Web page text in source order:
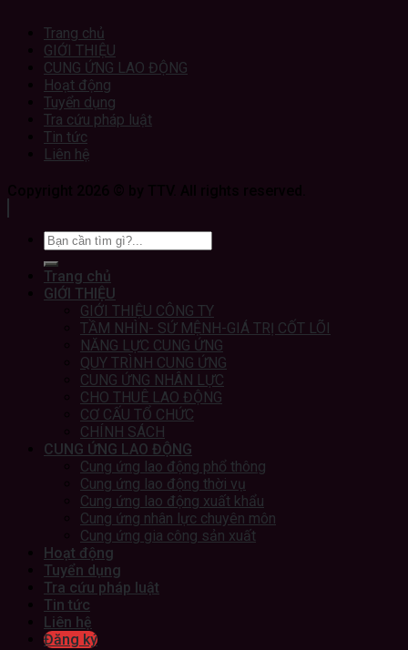
Trang chủ
GIỚI THIỆU
CUNG ỨNG LAO ĐỘNG
Hoạt động
Tuyển dụng
Tra cứu pháp luật
Tin tức
Liên hệ
Trang chủ
GIỚI THIỆU
GIỚI THIỆU CÔNG TY
TẦM NHÌN- SỨ MỆNH-GIÁ TRỊ CỐT LÕI
NĂNG LỰC CUNG ỨNG
QUY TRÌNH CUNG ỨNG
CUNG ỨNG NHÂN LỰC
CHO THUÊ LAO ĐỘNG
CƠ CẤU TỔ CHỨC
CHÍNH SÁCH
CUNG ỨNG LAO ĐỘNG
Cung ứng lao động phổ thông
Cung ứng lao động thời vụ
Cung ứng lao động xuất khẩu
Cung ứng nhân lực chuyên môn
Cung ứng gia công sản xuất
Hoạt động
Tuyển dụng
Tra cứu pháp luật
Tin tức
Liên hệ
Đăng ký